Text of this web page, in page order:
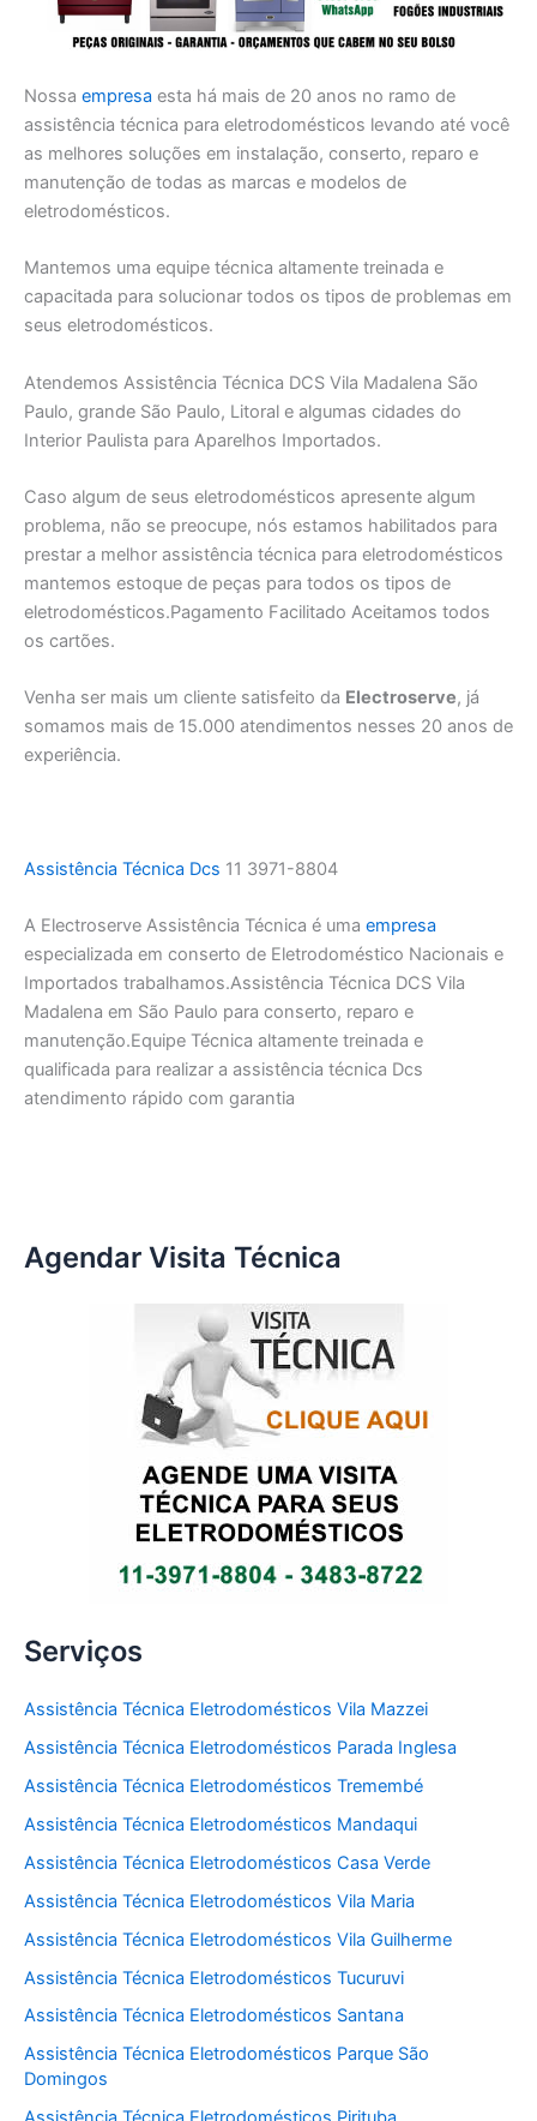
Nossa empresa esta há mais de 20 anos no ramo de
assistência técnica para eletrodomésticos levando até você
as melhores soluções em instalação, conserto, reparo e
manutenção de todas as marcas e modelos de
eletrodomésticos.
Mantemos uma equipe técnica altamente treinada e
capacitada para solucionar todos os tipos de problemas em
seus eletrodomésticos.
Atendemos Assistência Técnica DCS Vila Madalena São
Paulo, grande São Paulo, Litoral e algumas cidades do
Interior Paulista para Aparelhos Importados.
Caso algum de seus eletrodomésticos apresente algum
problema, não se preocupe, nós estamos habilitados para
prestar a melhor assistência técnica para eletrodomésticos
mantemos estoque de peças para todos os tipos de
eletrodomésticos.Pagamento Facilitado Aceitamos todos
os cartões.
Venha ser mais um cliente satisfeito da Electroserve, já
somamos mais de 15.000 atendimentos nesses 20 anos de
experiência.
Assistência Técnica Dcs 11 3971-8804
A Electroserve Assistência Técnica é uma empresa
especializada em conserto de Eletrodoméstico Nacionais e
Importados trabalhamos.Assistência Técnica DCS Vila
Madalena em São Paulo para conserto, reparo e
manutenção.Equipe Técnica altamente treinada e
qualificada para realizar a assistência técnica Dcs
atendimento rápido com garantia
Agendar Visita Técnica
Serviços
Assistência Técnica Eletrodomésticos Vila Mazzei
Assistência Técnica Eletrodomésticos Parada Inglesa
Assistência Técnica Eletrodomésticos Tremembé
Assistência Técnica Eletrodomésticos Mandaqui
Assistência Técnica Eletrodomésticos Casa Verde
Assistência Técnica Eletrodomésticos Vila Maria
Assistência Técnica Eletrodomésticos Vila Guilherme
Assistência Técnica Eletrodomésticos Tucuruvi
Assistência Técnica Eletrodomésticos Santana
Assistência Técnica Eletrodomésticos Parque São
Domingos